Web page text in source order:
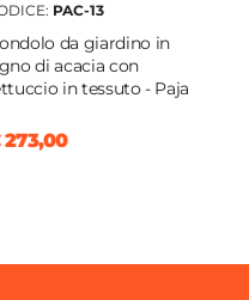
PAC-13
da giardino in
di acacia con
in tessuto - Paja